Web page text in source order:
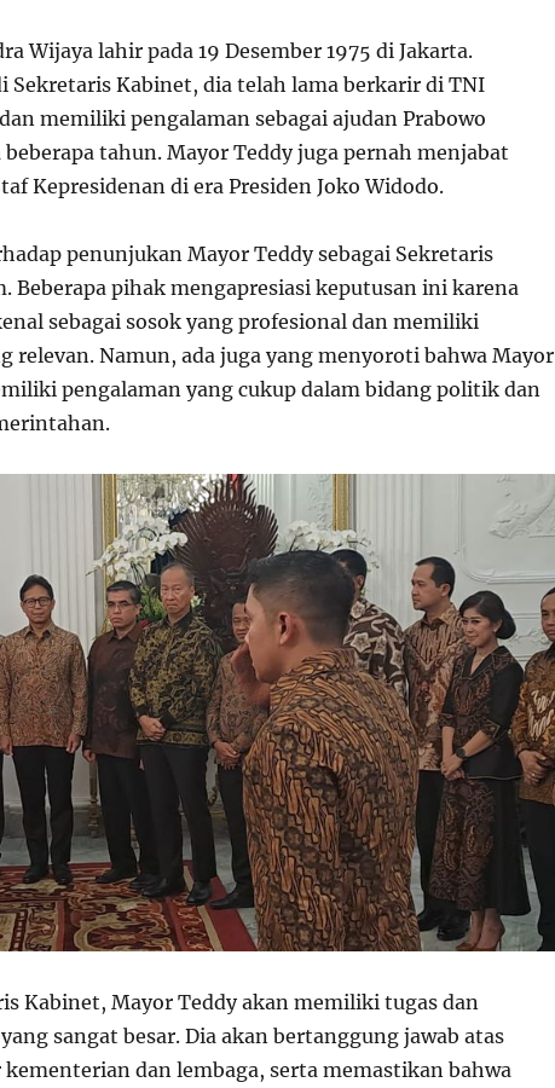
Wijaya lahir pada 19 Desember 1975 di Jakarta.
Sekretaris Kabinet, dia telah lama berkarir di TNI
memiliki pengalaman sebagai ajudan Prabowo
beberapa tahun. Mayor Teddy juga pernah menjabat
Kepresidenan di era Presiden Joko Widodo.
penunjukan Mayor Teddy sebagai Sekretaris
Beberapa pihak mengapresiasi keputusan ini karena
sebagai sosok yang profesional dan memiliki
relevan. Namun, ada juga yang menyoroti bahwa Mayor
pengalaman yang cukup dalam bidang politik dan
Kabinet, Mayor Teddy akan memiliki tugas dan
sangat besar. Dia akan bertanggung jawab atas
dan lembaga, serta memastikan bahwa